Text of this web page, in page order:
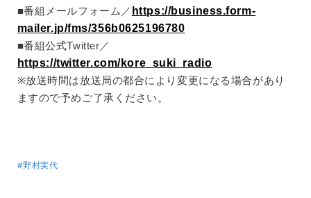
■番組メールフォーム／ https://business.form-
mailer.jp/fms/356b0625196780
■番組公式Twitter／
https://twitter.com/kore_suki_radio
※放送時間は放送局の都合により変更になる場合があり
ますので予めご了承ください。
#野村実代